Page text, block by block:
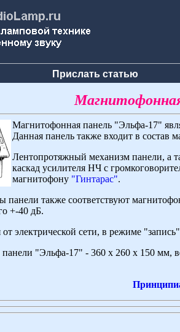
Прислать статью
Магнитофонная панель "Эльфа-17"
Данная панель также входит в состав
Лентопротяжный механизм панели, а
каскад усилителя НЧ с
магнитофону "Гинтарас".
панели также соответствуют
+-40 дБ.
электрической сети, в режиме
"Эльфа-17" - 360 х 260 х 150 мм,